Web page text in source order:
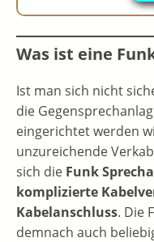
Was ist eine
Ist man sich nicht
die
eingerichtet werden
unzureichende
sich die Funk
komplizierte
Kabelanschluss. Die
demnach auch